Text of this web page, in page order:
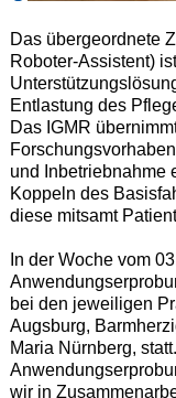
Das übergeordnete
Roboter-Assistent)
Entlastung des
Das IGMR
und Inbetriebnahme
Koppeln des
diese mitsamt
In der Woche vom
bei den jeweiligen
Augsburg,
Maria Nürnberg,
wir in